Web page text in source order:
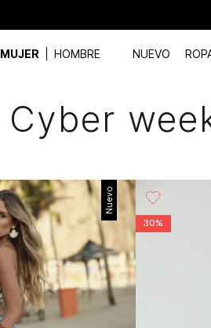
MUJER HOMBRE NUEVO
Cyber
Nuevo
30%